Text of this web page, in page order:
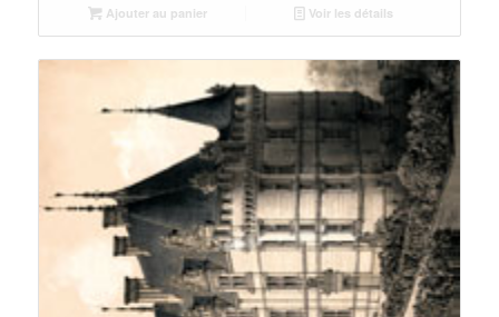
Ajouter au panier Voir les détails